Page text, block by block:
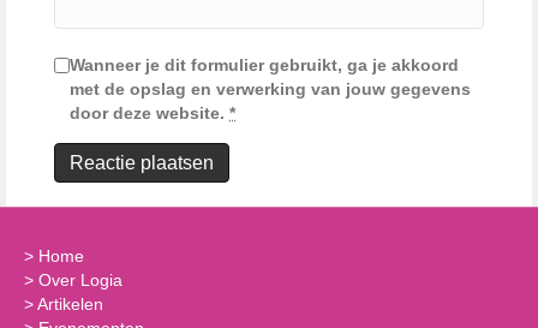
Wanneer je dit formulier gebruikt, ga je akkoord
met de opslag en verwerking van jouw gegevens
door deze website. *
> Home
> Over Logia
>Artikelen